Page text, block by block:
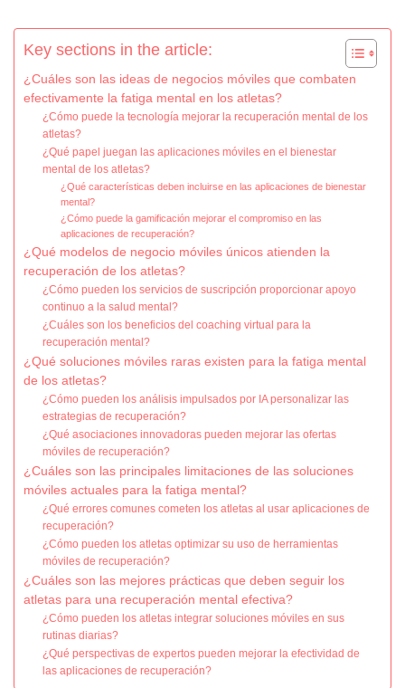
Key sections in the article:
¿Cuáles son las ideas de negocios móviles que combaten
efectivamente la fatiga mental en los atletas?
¿Cómo puede la tecnología mejorar la recuperación mental de los
atletas?
¿Qué papel juegan las aplicaciones móviles en el bienestar
mental de los atletas?
¿Qué características deben incluirse en las aplicaciones de bienestar
mental?
¿Cómo puede la gamificación mejorar el compromiso en las
aplicaciones de recuperación?
¿Qué modelos de negocio móviles únicos atienden la
recuperación de los atletas?
¿Cómo pueden los servicios de suscripción proporcionar apoyo
continuo a la salud mental?
¿Cuáles son los beneficios del coaching virtual para la
recuperación mental?
¿Qué soluciones móviles raras existen para la fatiga mental
de los atletas?
¿Cómo pueden los análisis impulsados por IA personalizar las
estrategias de recuperación?
¿Qué asociaciones innovadoras pueden mejorar las ofertas
móviles de recuperación?
¿Cuáles son las principales limitaciones de las soluciones
móviles actuales para la fatiga mental?
¿Qué errores comunes cometen los atletas al usar aplicaciones de
recuperación?
¿Cómo pueden los atletas optimizar su uso de herramientas
móviles de recuperación?
¿Cuáles son las mejores prácticas que deben seguir los
atletas para una recuperación mental efectiva?
¿Cómo pueden los atletas integrar soluciones móviles en sus
rutinas diarias?
¿Qué perspectivas de expertos pueden mejorar la efectividad de
las aplicaciones de recuperación?